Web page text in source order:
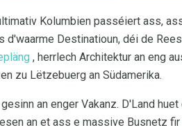
Kolumbien passéiert ass,
Destinatioun, déi de
, herrlech Architektur an eng
zu Lëtzebuerg an Südamerika.
an enger Vakanz. D'Land
an et ass e massive Busnetz fir